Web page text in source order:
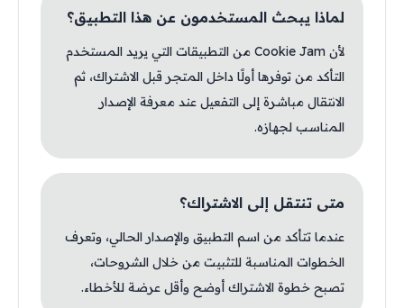
لماذا يبحث المستخدمون عن هذا التطبيق؟
لأن Cookie Jam من التطبيقات التي يريد المستخدم
التأكد من توفرها أولًا داخل المتجر قبل الاشتراك، ثم
الانتقال مباشرة إلى التفعيل عند معرفة الإصدار
المناسب لجهازه.
متى تنتقل إلى الاشتراك؟
عندما تتأكد من اسم التطبيق والإصدار الحالي، وتعرف
الخطوات المناسبة للتثبيت من خلال الشروحات،
تصبح خطوة الاشتراك أوضح وأقل عرضة للأخطاء.